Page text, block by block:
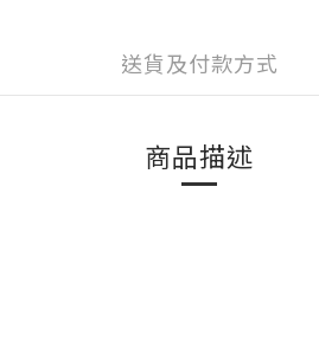
送貨及付款方式
商品描述